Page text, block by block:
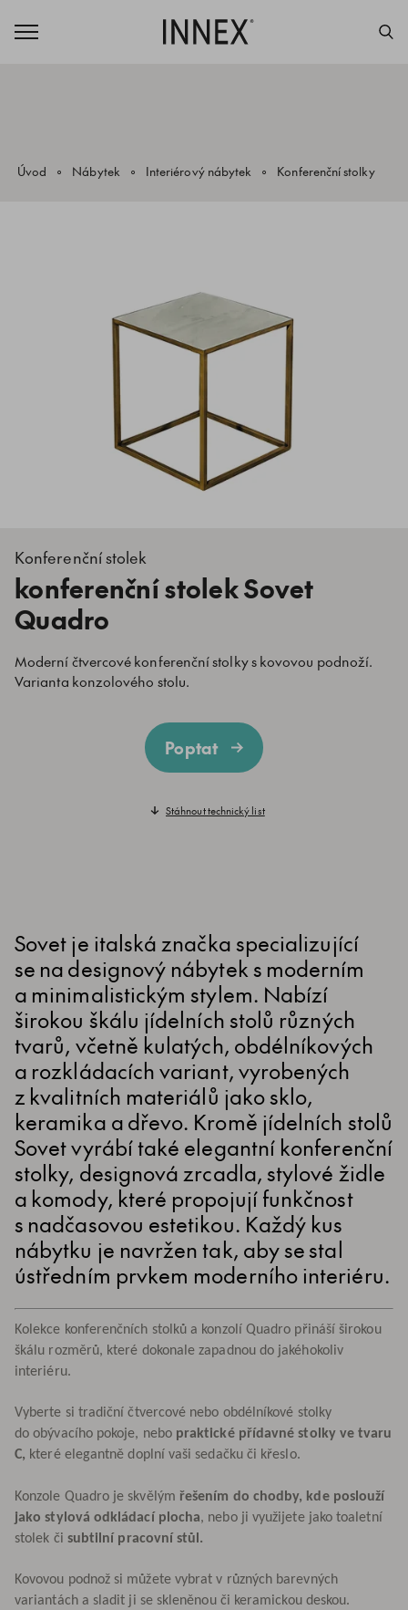
Úvod Nábytek Interiérový nábytek Konferenční stolky
Konferenční stolek
konferenční stolek Sovet
Quadro
Moderní čtvercové konferenční stolky s kovovou podnoží.
Varianta konzolového stolu.
Poptat
Stáhnout technický list
Sovet je italská značka specializující
se na designový nábytek s moderním
a minimalistickým stylem. Nabízí
širokou škálu jídelních stolů různých
tvarů, včetně kulatých, obdélníkových
a rozkládacích variant, vyrobených
z kvalitních materiálů jako sklo,
keramika a dřevo. Kromě jídelních stolů
Sovet vyrábí také elegantní konferenční
stolky, designová zrcadla, stylové židle
a komody, které propojují funkčnost
s nadčasovou estetikou. Každý kus
nábytku je navržen tak, aby se stal
ústředním prvkem moderního interiéru.
Kolekce konferenčních stolků a konzolí Quadro přináší širokou
škálu rozměrů, které dokonale zapadnou do jakéhokoliv
interiéru.
Vyberte si tradiční čtvercové nebo obdélníkové stolky
do obývacího pokoje, nebo praktické přídavné stolky ve tvaru
C, které elegantně doplní vaši sedačku či křeslo.
Konzole Quadro je skvělým řešením do chodby, kde poslouží
jako stylová odkládací plocha, nebo ji využijete jako toaletní
stolek či subtilní pracovní stůl.
Kovovou podnož si můžete vybrat v různých barevných
variantách a sladit ji se skleněnou či keramickou deskou.